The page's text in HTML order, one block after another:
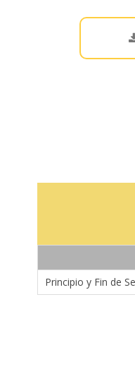
Principio y Fin de